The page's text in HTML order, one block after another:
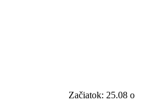
Začiatok: 25.08 o